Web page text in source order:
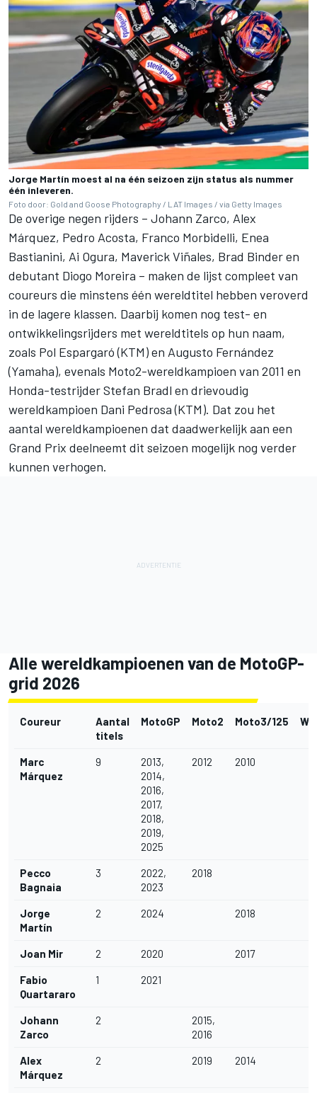
Jorge Martín moest al na één seizoen zijn status als nummer
één inleveren.
Foto door: Gold and Goose Photography / LAT Images / via Getty Images
De overige negen rijders – Johann Zarco, Alex
Márquez, Pedro Acosta, Franco Morbidelli, Enea
Bastianini, Ai Ogura, Maverick Viñales, Brad Binderen
debutant Diogo Moreira – maken de lijst compleet van
coureurs die minstens één wereldtitel hebben veroverd
in de lagere klassen. Daarbij komen nog test- en
ontwikkelingsrijders met wereldtitels op hun naam,
zoals Pol Espargaró (KTM) en Augusto Fernández
(Yamaha), evenals Moto2-wereldkampioen van 2011 en
Honda-testrijderStefan Bradl en drievoudig
wereldkampioen Dani Pedrosa (KTM). Dat zou het
aantal wereldkampioenen dat daadwerkelijk aan een
Grand Prix deelneemt dit seizoen mogelijk nog verder
kunnen verhogen.
Alle wereldkampioenen van de MotoGP-
grid 2026
Coureur
Aantal
titels
MotoGP Moto2 Moto3/125
Marc
Márquez
9
2013,
2014,
2016,
2017,
2018,
2019,
2025
2012 2010
Pecco
Bagnaia
3
2022,
2023
2018
Jorge
Martín
2 2024 2018
Joan Mir 2 2020 2017
Fabio
Quartararo
1 2021
Johann
Zarco
2
2015,
2016
Alex
Márquez
2 2019 2014